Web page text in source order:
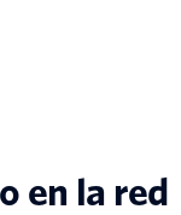
en la red